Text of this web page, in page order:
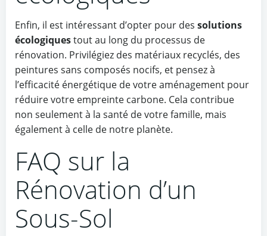
Enfin, il est intéressant d’opter pour des solutions
écologiquestout au long du processus de
rénovation. Privilégiez des matériaux recyclés, des
peintures sans composés nocifs, et pensez à
l’efficacité énergétique de votre aménagement pour
réduire votre empreinte carbone. Cela contribue
non seulement à la santé de votre famille, mais
également à celle de notre planète.
FAQ sur la
Rénovation d’un
Sous-Sol